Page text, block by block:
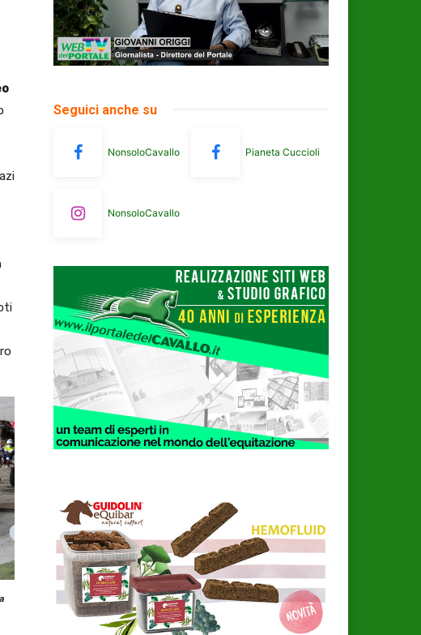
Seguici anche su
NonsoloCavallo Pianeta Cuccioli
NonsoloCavallo